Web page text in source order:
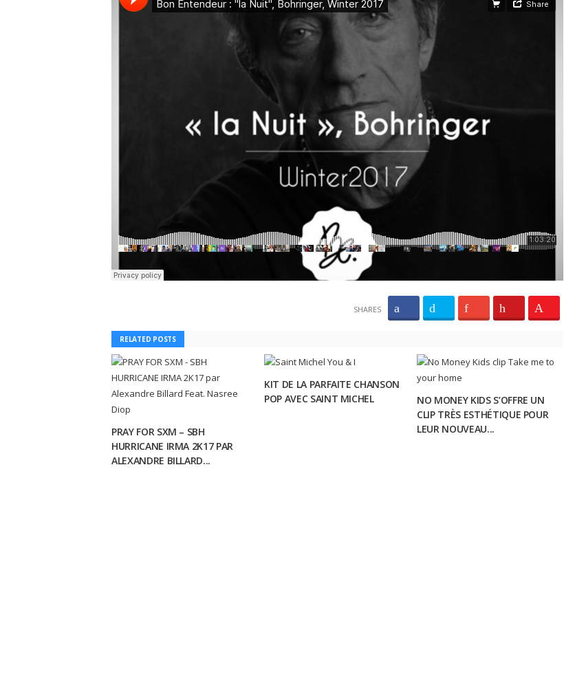
SHARES
RELATED POSTS
PRAY FOR SXM – SBH
HURRICANE IRMA 2K17 PAR
ALEXANDRE BILLARD...
KIT DE LA PARFAITE CHANSON
POP AVEC SAINT MICHEL
NO MONEY KIDS S’OFFRE UN
CLIP TRÈS ESTHÉTIQUE POUR
LEUR NOUVEAU...